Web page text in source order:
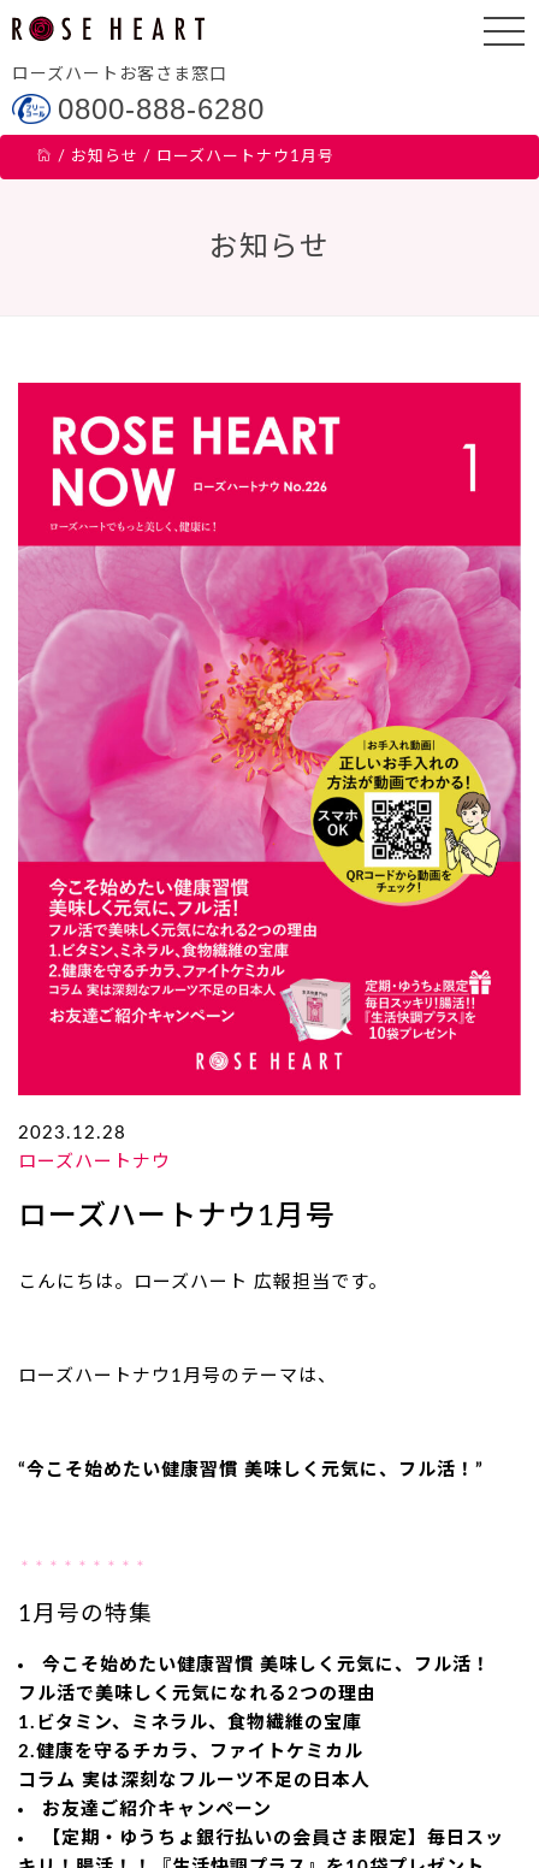
ローズハートお客さま窓口
0800-888-6280
/ お知らせ / ローズハートナウ1月号
お知らせ
2023.12.28
ローズハートナウ
ローズハートナウ1月号
こんにちは。ローズハート 広報担当です。
ローズハートナウ1月号のテーマは、
“今こそ始めたい健康習慣 美味しく元気に、フル活！ ”
＊＊＊＊＊＊＊＊＊
1月号の特集
今こそ始めたい健康習慣 美味しく元気に、フル活！
フル活で美味しく元気になれる2つの理由
1.ビタミン、ミネラル、食物繊維の宝庫
2.健康を守るチカラ、ファイトケミカル
コラム 実は深刻なフルーツ不足の日本人
お友達ご紹介キャンペーン
【定期・ゆうちょ銀行払いの会員さま限定】毎日スッ